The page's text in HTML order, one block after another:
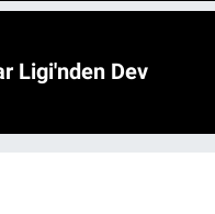
Ligi'nden Dev